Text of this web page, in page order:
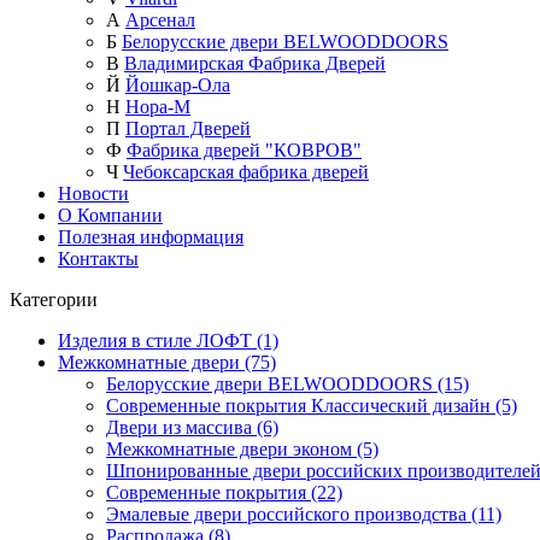
А Арсенал
Б Белорусские двери BELWOODDOORS
В Владимирская Фабрика Дверей
Й Йошкар-Ола
Н Нора-М
П Портал Дверей
Ф Фабрика дверей "КОВРОВ"
Ч Чебоксарская фабрика дверей
Новости
О Компании
Полезная информация
Контакты
Категории
Изделия в стиле ЛОФТ (1)
Межкомнатные двери (75)
Белорусские двери BELWOODDOORS (15)
Современные покрытия Классический дизайн (5)
Двери из массива (6)
Межкомнатные двери эконом (5)
Шпонированные двери российских
Современные покрытия (22)
Эмалевые двери российского производства (11)
Распродажа (8)